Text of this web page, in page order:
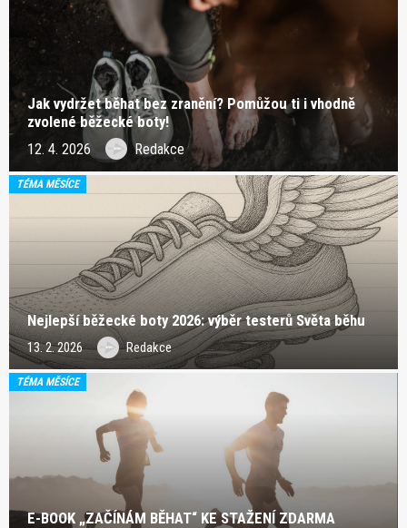
Jak vydržet běhat bez zranění? Pomůžou ti i vhodně
zvolené běžecké boty!
12. 4. 2026 Redakce
TÉMA MĚSÍCE
Nejlepší běžecké boty 2026: výběr testerů Světa běhu
13. 2. 2026 Redakce
TÉMA MĚSÍCE
E-BOOK „ZAČÍNÁM BĚHAT“ KE STAŽENÍ ZDARMA